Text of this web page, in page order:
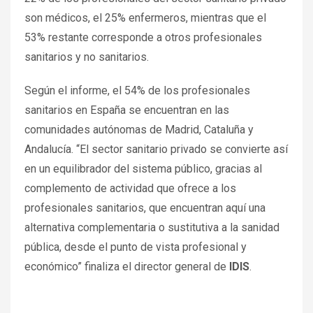
son médicos, el 25% enfermeros, mientras que el
53% restante corresponde a otros profesionales
sanitarios y no sanitarios.
Según el informe, el 54% de los profesionales
sanitarios en España se encuentran en las
comunidades autónomas de Madrid, Cataluña y
Andalucía. “El sector sanitario privado se convierte así
en un equilibrador del sistema público, gracias al
complemento de actividad que ofrece a los
profesionales sanitarios, que encuentran aquí una
alternativa complementaria o sustitutiva a la sanidad
pública, desde el punto de vista profesional y
económico” finaliza el director general de IDIS.